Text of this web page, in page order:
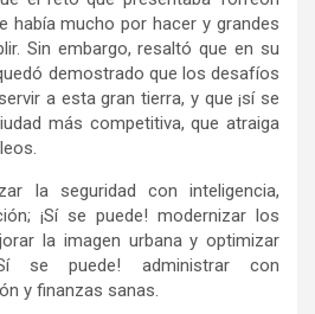
había mucho por hacer y grandes
Sin embargo, resaltó que en su
demostrado que los desafíos
a esta gran tierra, y que ¡sí se
más competitiva, que atraiga
la seguridad con inteligencia,
¡Sí se puede! modernizar los
la imagen urbana y optimizar
se puede! administrar con
y finanzas sanas.